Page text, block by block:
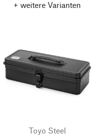
+ weitere Varianten
Toyo Steel